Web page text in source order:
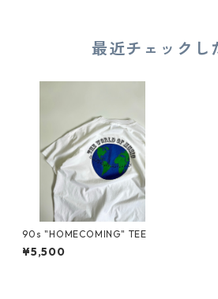
最近チェックし
90s "HOMECOMING" TEE
¥5,500